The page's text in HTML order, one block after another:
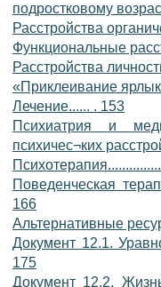
подростковому
Расстройства
Функциональные
Расстройства
«Приклеивание
Лечение...... . 153
Психиатрия и
психичес¬ких
Поведенческая
166
Альтернативные
Документ 12.1.
175
Документ 12.2.